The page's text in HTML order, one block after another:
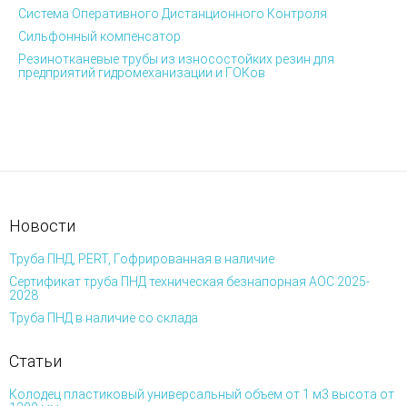
Система Оперативного Дистанционного Контроля
Сильфонный компенсатор
Резинотканевые трубы из износостойких резин для
предприятий гидромеханизации и ГОКов
Новости
Труба ПНД, PERT, Гофрированная в наличие
Сертификат труба ПНД техническая безнапорная АОС 2025-
2028
Труба ПНД в наличие со склада
Статьи
Колодец пластиковый универсальный объем от 1 м3 высота от